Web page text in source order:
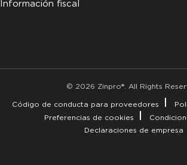
Información fiscal
© 2026 Zinpro®. All Rights
Código de conducta para proveedores
Preferencias de cookies
Declaraciones de empresa